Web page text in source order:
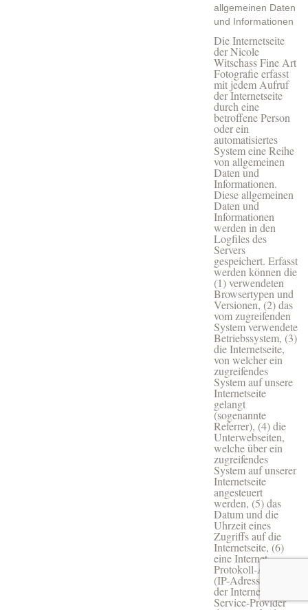
allgemeinen Daten
und Informationen
Die Internetseite
der Nicole
Witschass Fine Art
Fotografie erfasst
mit jedem Aufruf
der Internetseite
durch eine
betroffene Person
oder ein
automatisiertes
System eine Reihe
von allgemeinen
Daten und
Informationen.
Diese allgemeinen
Daten und
Informationen
werden in den
Logfiles des
Servers
gespeichert. Erfasst
werden können die
(1) verwendeten
Browsertypen und
Versionen, (2) das
vom zugreifenden
System verwendete
Betriebssystem, (3)
die Internetseite,
von welcher ein
zugreifendes
System auf unsere
Internetseite
gelangt
(sogenannte
Referrer), (4) die
Unterwebseiten,
welche über ein
zugreifendes
System auf unserer
Internetseite
angesteuert
werden, (5) das
Datum und die
Uhrzeit eines
Zugriffs auf die
Internetseite, (6)
eine Internet-
Protokoll-Adresse
(IP-Adresse), (7)
der Internet-
Service-Provider